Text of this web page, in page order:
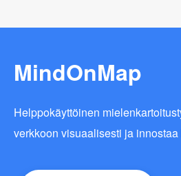
MindOnMap
Helppokäyttöinen
verkkoon visuaalisesti ja